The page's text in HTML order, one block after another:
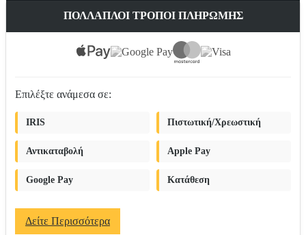
ΠΟΛΛΑΠΛΟΊ ΤΡΌΠΟΙ ΠΛΗΡΩΜΉΣ
Επιλέξτε ανάμεσα σε:
IRIS Πιστωτική/Χρεωστική
Αντικαταβολή Apple Pay
Google Pay Κατάθεση
Δείτε Περισσότερα